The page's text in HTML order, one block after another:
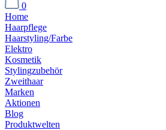
0
Home
Haarpflege
Haarstyling/Farbe
Elektro
Kosmetik
Stylingzubehör
Zweithaar
Marken
Aktionen
Blog
Produktwelten